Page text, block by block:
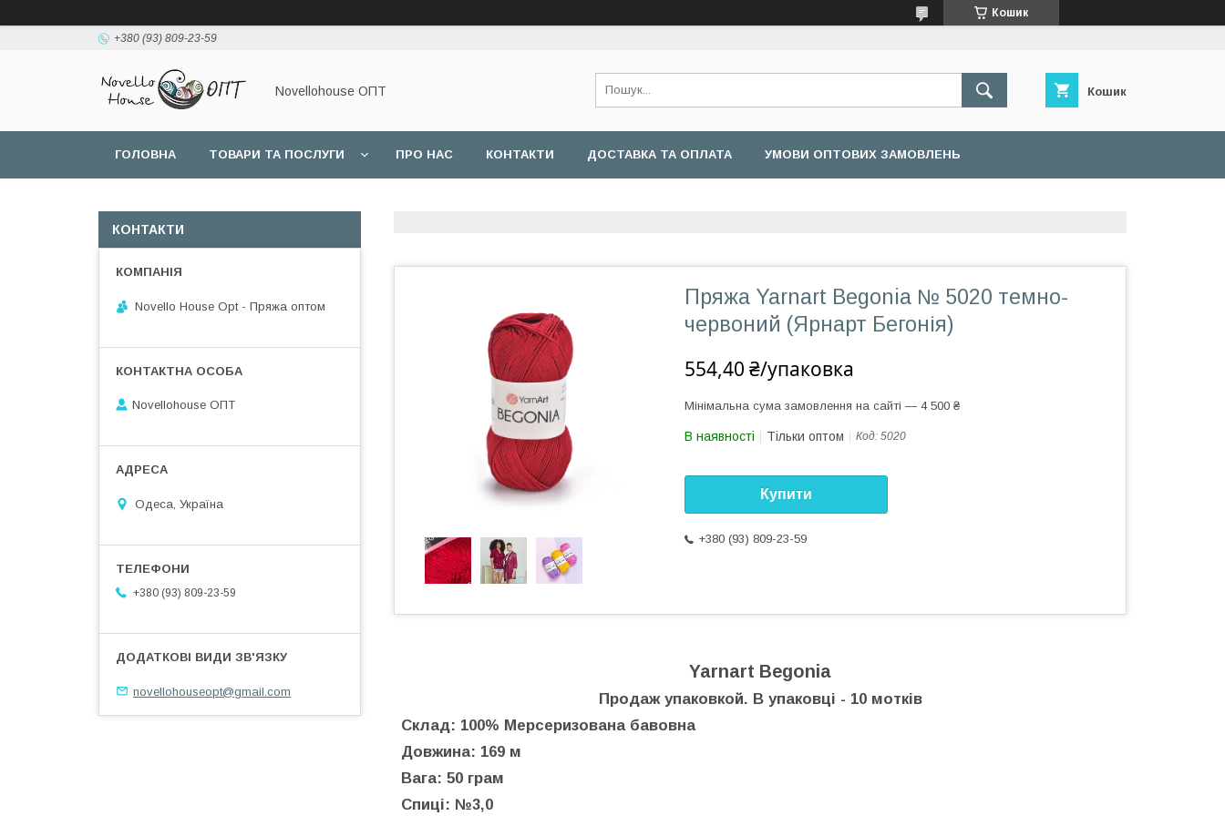
Кошик
+380 (93) 809-23-59
Novellohouse ОПТ Кошик
ГОЛОВНА ТОВАРИ ТА ПОСЛУГИ ПРО НАС КОНТАКТИ ДОСТАВКА ТА ОПЛАТА УМОВИ ОПТОВИХ ЗАМОВЛЕНЬ
Пряжа Yarnart Begonia № 5020 темно-
червоний (Ярнарт Бегонія)
554,40 ₴/упаковка
Мінімальна сума замовлення на сайті — 4 500 ₴
В наявності Тільки оптом Код: 5020
Купити
+380 (93) 809-23-59
Yarnart Begonia
Продаж упаковкой. В упаковці - 10 мотків
Склад: 100% Мерсеризована бавовна
Довжина: 169 м
Вага: 50 грам
Спиці: №3,0
КОНТАКТИ
Novello House Opt - Пряжа оптом
Novellohouse ОПТ
Одеса, Україна
+380 (93) 809-23-59
novellohouseopt@gmail.com